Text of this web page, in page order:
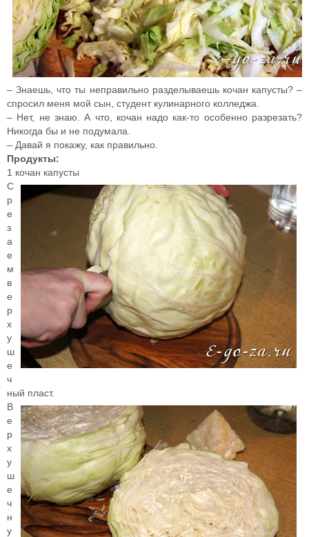
– Знаешь, что ты неправильно разделываешь кочан капусты? –
спросил меня мой сын, студент кулинарного колледжа.
– Нет, не знаю. А что, кочан надо как-то особенно разрезать?
Никогда бы и не подумала.
– Давай я покажу, как правильно.
Продукты:
1 кочан капусты
С
р
е
з
а
е
м
в
е
р
х
у
ш
е
ч
ный пласт.
В
е
р
х
у
ш
е
ч
н
у